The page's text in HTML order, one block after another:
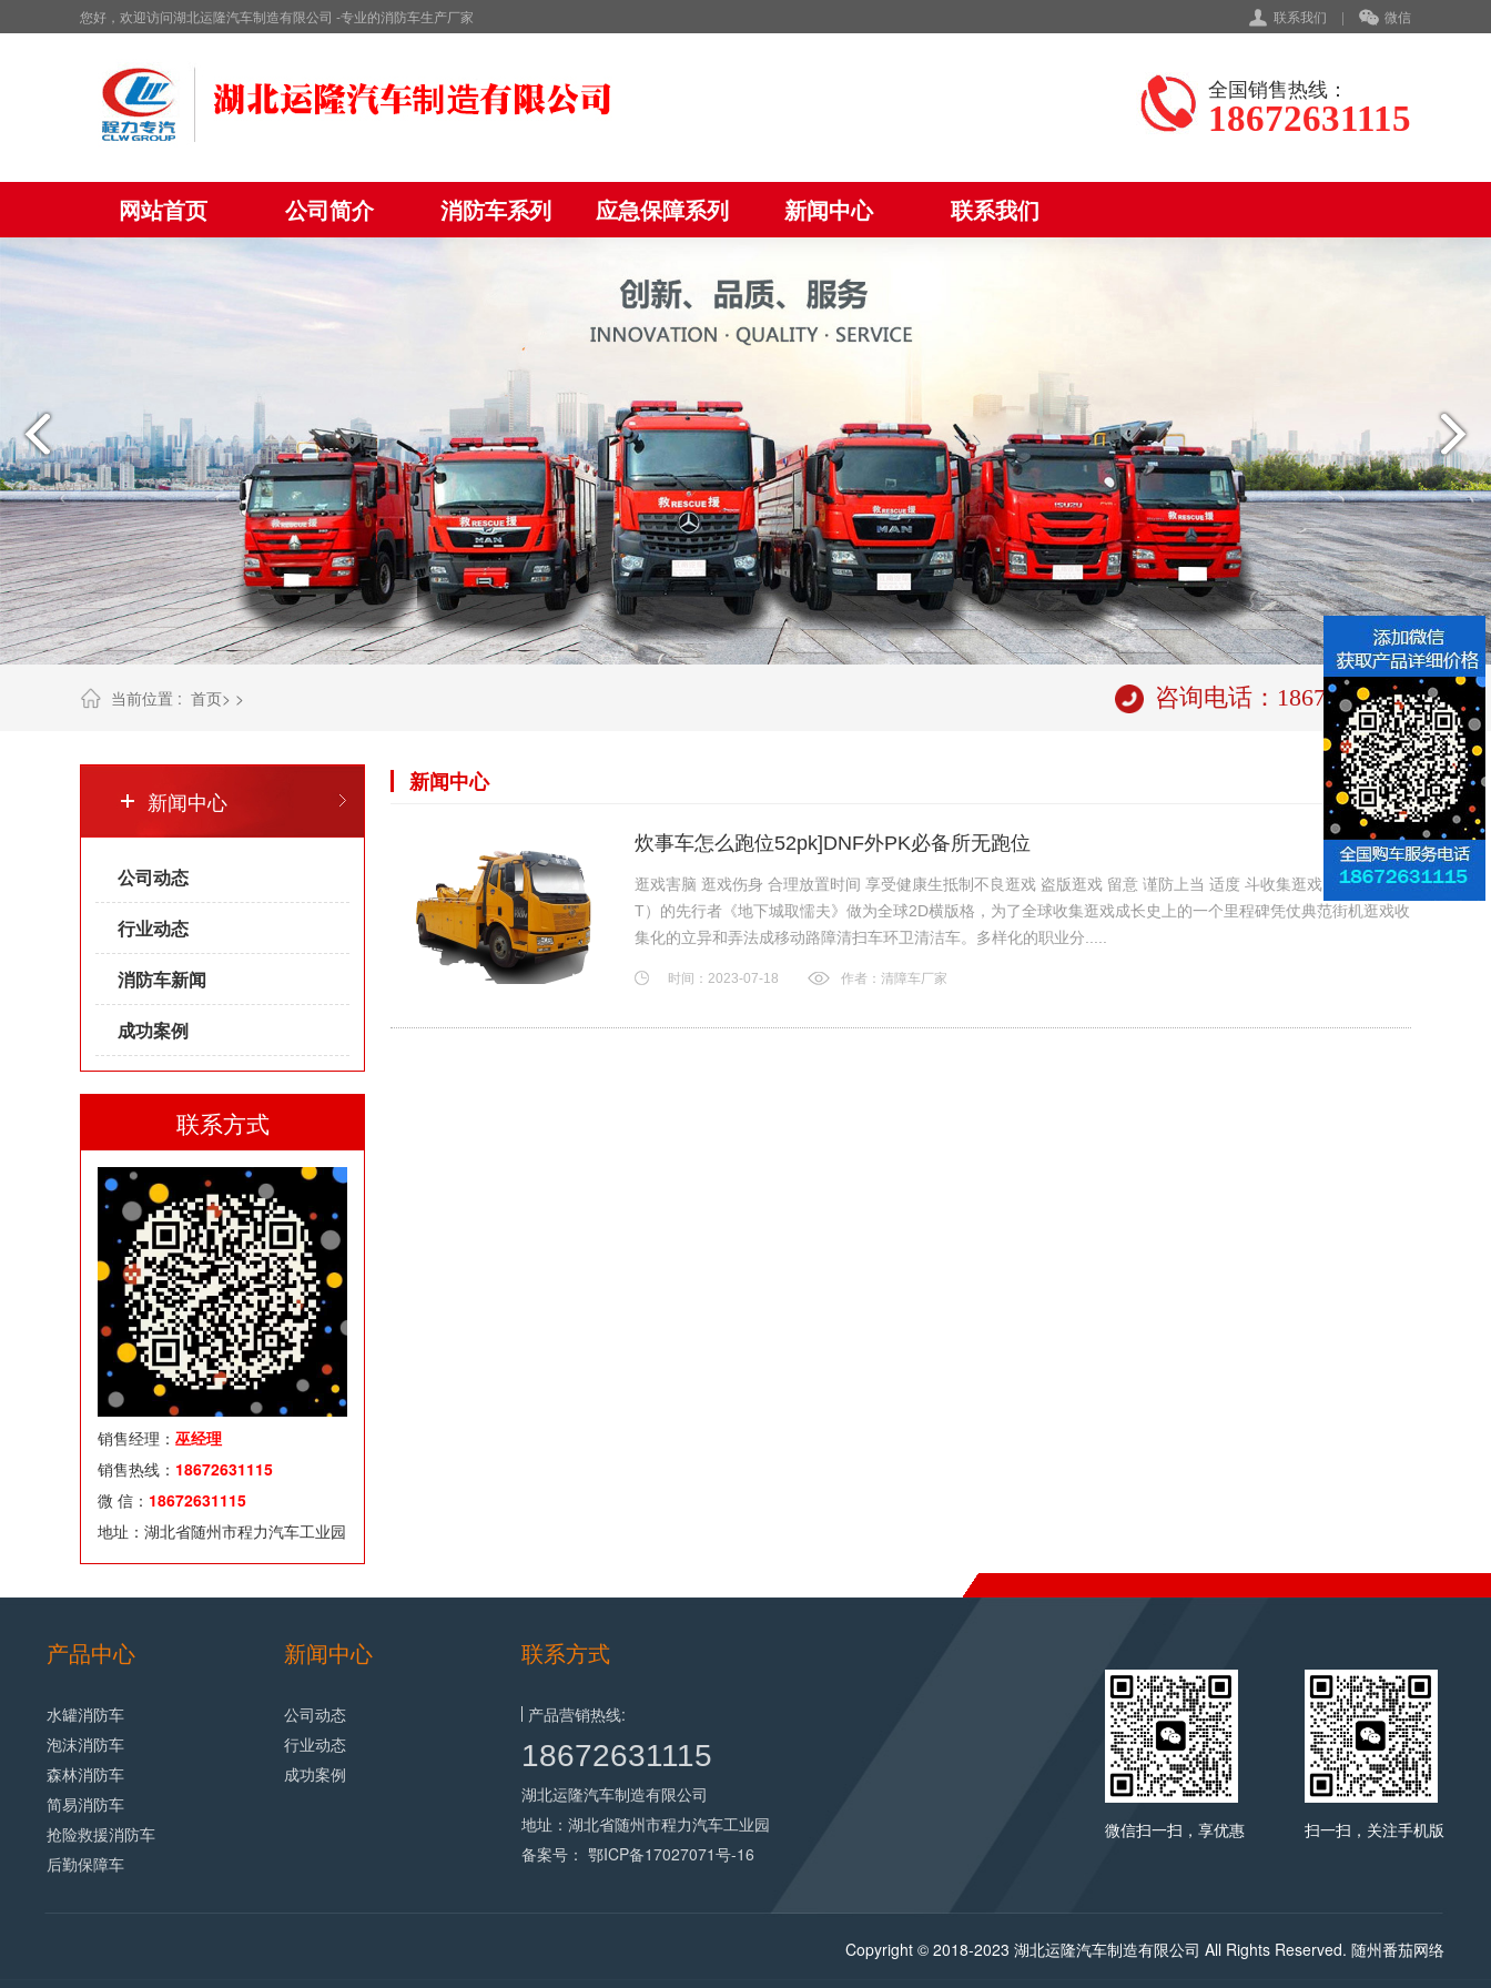
联系我们 | 微信
您好，欢迎访问湖北运隆汽车制造有限公司 -专业的消防车生产厂家
全国销售热线：
18672631115
网站首页 公司简介 消防车系列 应急保障系列 新闻中心 联系我们
当前位置 : 首页> > 咨询电话：18672631115
新闻中心
公司动态
行业动态
消防车新闻
成功案例
联系方式
销售经理： 巫经理
销售热线： 18672631115
微 信： 18672631115
地址：湖北省随州市程力汽车工业园
新闻中心
炊事车怎么跑位52pk]DNF外PK必备所无跑位
逛戏害脑 逛戏伤身 合理放置时间 享受健康生抵制不良逛戏 盗版逛戏 留意 谨防上当 适度 斗收集逛戏（MMOAC
T）的先行者《地下城取懦夫》做为全球2D横版格，为了全球收集逛戏成长史上的一个里程碑凭仗典范街机逛戏收
集化的立异和弄法成移动路障清扫车环卫清洁车。多样化的职业分.....
时间：2023-07-18 作者：清障车厂家
产品中心
水罐消防车
泡沫消防车
森林消防车
简易消防车
抢险救援消防车
后勤保障车
新闻中心
公司动态
行业动态
成功案例
联系方式
产品营销热线:
18672631115
湖北运隆汽车制造有限公司
地址：湖北省随州市程力汽车工业园
备案号：鄂ICP备17027071号-16
微信扫一扫，享优惠 扫一扫，关注手机版
Copyright © 2018-2023 湖北运隆汽车制造有限公司 All Rights Reserved. 随州番茄网络